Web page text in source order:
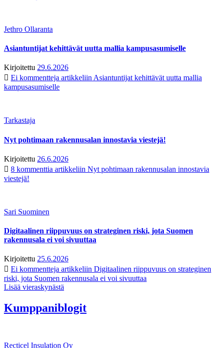
Jethro Ollaranta
Asiantuntijat kehittävät uutta mallia kampusasumiselle
Kirjoitettu 29.6.2026
Ei kommentteja artikkeliin Asiantuntijat kehittävät uutta mallia
kampusasumiselle
Tarkastaja
Nyt pohtimaan rakennusalan innostavia viestejä!
Kirjoitettu 26.6.2026
8 kommenttia artikkeliin Nyt pohtimaan rakennusalan innostavia
viestejä!
Sari Suominen
Digitaalinen riippuvuus on strateginen riski, jota Suomen
rakennusala ei voi sivuuttaa
Kirjoitettu 25.6.2026
Ei kommentteja artikkeliin Digitaalinen riippuvuus on strateginen
riski, jota Suomen rakennusala ei voi sivuuttaa
Lisää vieraskynästä
Kumppaniblogit
Recticel Insulation Oy